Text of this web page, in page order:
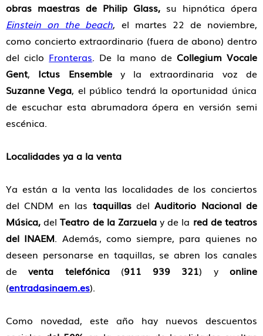
obras maestras de Philip Glass, su hipnótica ópera
Einstein on the beach, el martes 22 de noviembre,
como concierto extraordinario (fuera de abono) dentro
del ciclo Fronteras. De la mano de Collegium Vocale
Gent, Ictus Ensemble y la extraordinaria voz de
Suzanne Vega, el público tendrá la oportunidad única
de escuchar esta abrumadora ópera en versión semi
escénica.
Localidades ya a la venta
Ya están a la venta las localidades de los conciertos
del CNDM en las taquillas delAuditorio Nacional de
Música,delTeatro de la Zarzuelay de la red de teatros
del INAEM. Además, como siempre, para quienes no
deseen personarse en taquillas, se abren los canales
deventa telefónica (911 939 321) yonline
(entradasinaem.es).
Como novedad, este año hay nuevos descuentos